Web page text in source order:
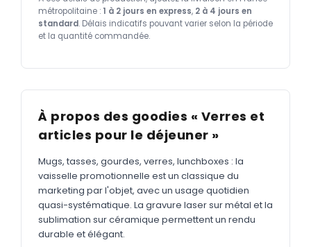
métropolitaine : 1 à 2 jours en express, 2 à 4 jours en
standard. Délais indicatifs pouvant varier selon la période
et la quantité commandée.
À propos des goodies « Verres et
articles pour le déjeuner »
Mugs, tasses, gourdes, verres, lunchboxes : la
vaisselle promotionnelle est un classique du
marketing par l'objet, avec un usage quotidien
quasi-systématique. La gravure laser sur métal et la
sublimation sur céramique permettent un rendu
durable et élégant.